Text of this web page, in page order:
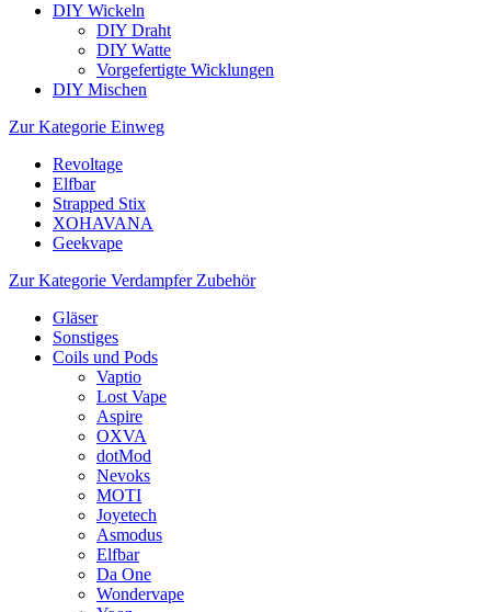
DIY Wickeln
DIY Draht
DIY Watte
Vorgefertigte Wicklungen
DIY Mischen
Zur Kategorie Einweg
Revoltage
Elfbar
Strapped Stix
XOHAVANA
Geekvape
Zur Kategorie Verdampfer Zubehör
Gläser
Sonstiges
Coils und Pods
Vaptio
Lost Vape
Aspire
OXVA
dotMod
Nevoks
MOTI
Joyetech
Asmodus
Elfbar
Da One
Wondervape